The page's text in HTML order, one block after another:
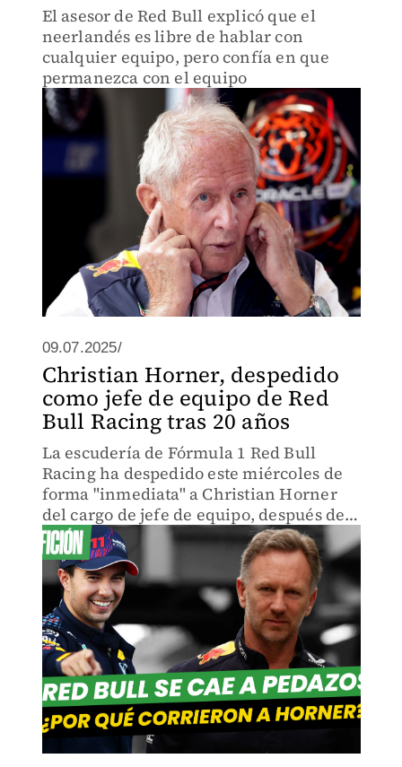
El asesor de Red Bull explicó que el
neerlandés es libre de hablar con
cualquier equipo, pero confía en que
permanezca con el equipo
09.07.2025/
Christian Horner, despedido
como jefe de equipo de Red
Bull Racing tras 20 años
La escudería de Fórmula 1 Red Bull
Racing ha despedido este miércoles de
forma "inmediata" a Christian Horner
del cargo de jefe de equipo, después de
20 años.